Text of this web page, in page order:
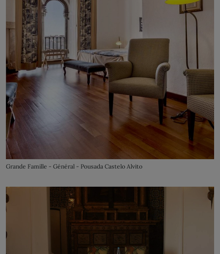
Grande Famille - Général - Pousada Castelo Alvito